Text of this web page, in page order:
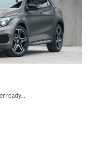
ready...